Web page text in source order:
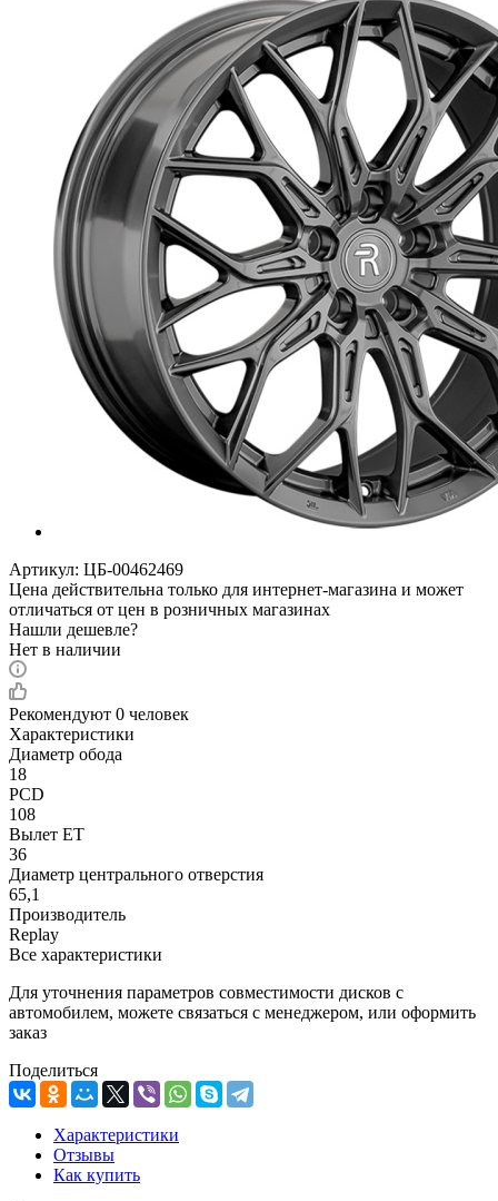
Артикул: ЦБ-00462469
Цена действительна только для интернет-магазина и может
отличаться от цен в розничных магазинах
Нашли дешевле?
Нет в наличии
Рекомендуют 0 человек
Характеристики
Диаметр обода
18
PCD
108
Вылет ET
36
Диаметр центрального отверстия
65,1
Производитель
Replay
Все характеристики
Для уточнения параметров совместимости дисков с
автомобилем, можете связаться с менеджером, или оформить
заказ
Поделиться
Характеристики
Отзывы
Как купить